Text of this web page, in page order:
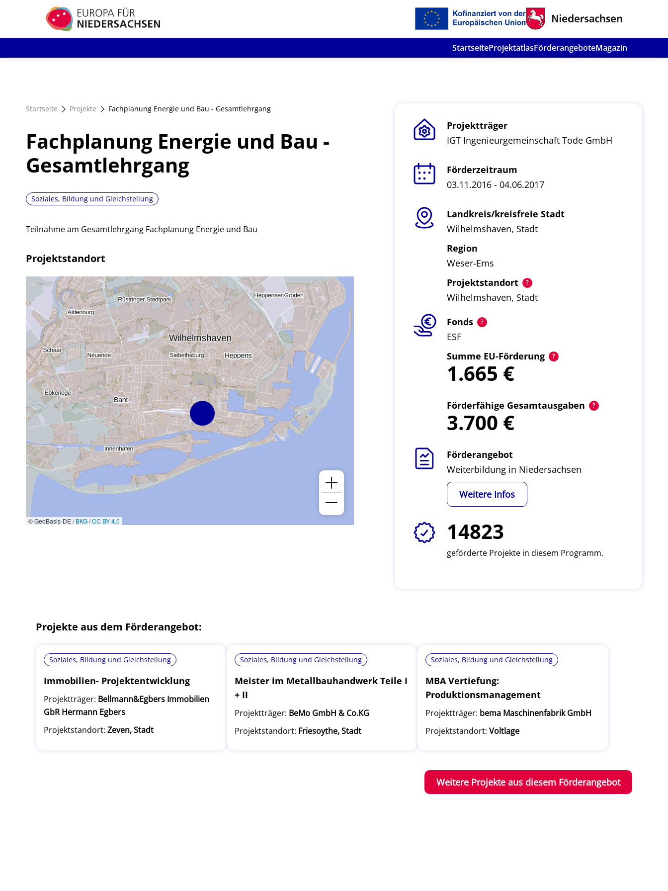
StartseiteProjektatlasFörderangeboteMagazin
Startseite Projekte Fachplanung Energie und Bau - Gesamtlehrgang
Fachplanung Energie und Bau -
Gesamtlehrgang
Soziales, Bildung und Gleichstellung
Teilnahme am Gesamtlehrgang Fachplanung Energie und Bau
Projektstandort
© GeoBasis-DE /BKG/CC BY 4.0
Projektträger
IGT Ingenieurgemeinschaft Tode GmbH
Förderzeitraum
03.11.2016 - 04.06.2017
Landkreis/kreisfreie Stadt
Wilhelmshaven, Stadt
Region
Weser-Ems
Projektstandort
Wilhelmshaven, Stadt
Fonds
ESF
Summe EU-Förderung
1.665
Förderfähige Gesamtausgaben
3.700
Förderangebot
Weiterbildung in Niedersachsen
Weitere Infos
14823
geförderte Projekte in diesem Programm.
Projekte aus dem Förderangebot:
Soziales, Bildung und Gleichstellung
Immobilien- Projektentwicklung
Projektträger: Bellmann&Egbers Immobilien
GbR Hermann Egbers
Projektstandort: Zeven, Stadt
Soziales, Bildung und Gleichstellung
Meister im Metallbauhandwerk Teile I
+ II
Projektträger: BeMo GmbH & Co.KG
Projektstandort: Friesoythe, Stadt
Soziales, Bildung und Gleichstellung
MBA Vertiefung:
Produktionsmanagement
Projektträger: bema Maschinenfabrik GmbH
Projektstandort: Voltlage
Weitere Projekte aus diesem Förderangebot